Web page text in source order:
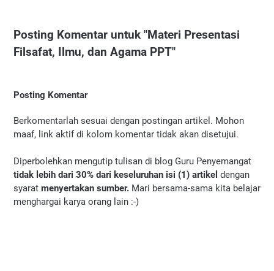
Posting Komentar untuk "Materi Presentasi
Filsafat, Ilmu, dan Agama PPT"
Posting Komentar
Berkomentarlah sesuai dengan postingan artikel. Mohon
maaf, link aktif di kolom komentar tidak akan disetujui.
Diperbolehkan mengutip tulisan di blog Guru Penyemangat
tidak lebih dari 30% dari keseluruhan isi (1) artikel dengan
syarat menyertakan sumber. Mari bersama-sama kita belajar
menghargai karya orang lain :-)